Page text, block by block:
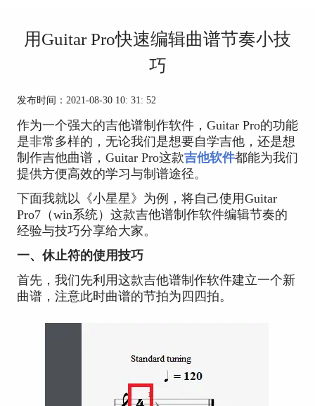
用Guitar Pro快速编辑曲谱节奏小技
巧
发布时间：2021-08-30 10: 31: 52
作为一个强大的吉他谱制作软件，Guitar Pro的功能
是非常多样的，无论我们是想要自学吉他，还是想
制作吉他曲谱，Guitar Pro这款吉他软件都能为我们
提供方便高效的学习与制谱途径。
下面我就以《小星星》为例，将自己使用Guitar
Pro7（win系统）这款吉他谱制作软件编辑节奏的
经验与技巧分享给大家。
一、休止符的使用技巧
首先，我们先利用这款吉他谱制作软件建立一个新
曲谱，注意此时曲谱的节拍为四四拍。